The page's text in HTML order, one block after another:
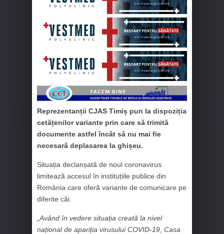
Reprezentanții CJAS Timiș pun la dispoziția
cetățenilor variante prin care să trimită
documente astfel încât să nu mai fie
necesară deplasarea la ghișeu.
Situația declanșată de noul coronavirus
limitează accesul în instituțiile publice din
România care oferă variante de comunicare pe
diferite căi.
„Având în vedere situația creată la nivel
național de apariția virusului COVID-19, Casa